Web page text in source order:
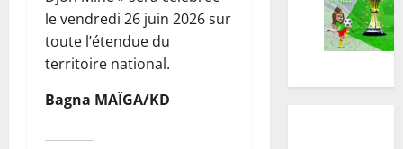
le vendredi 26 juin 2026 sur
toute l’étendue du
territoire national.
‎Bagna MAÏGA/KD